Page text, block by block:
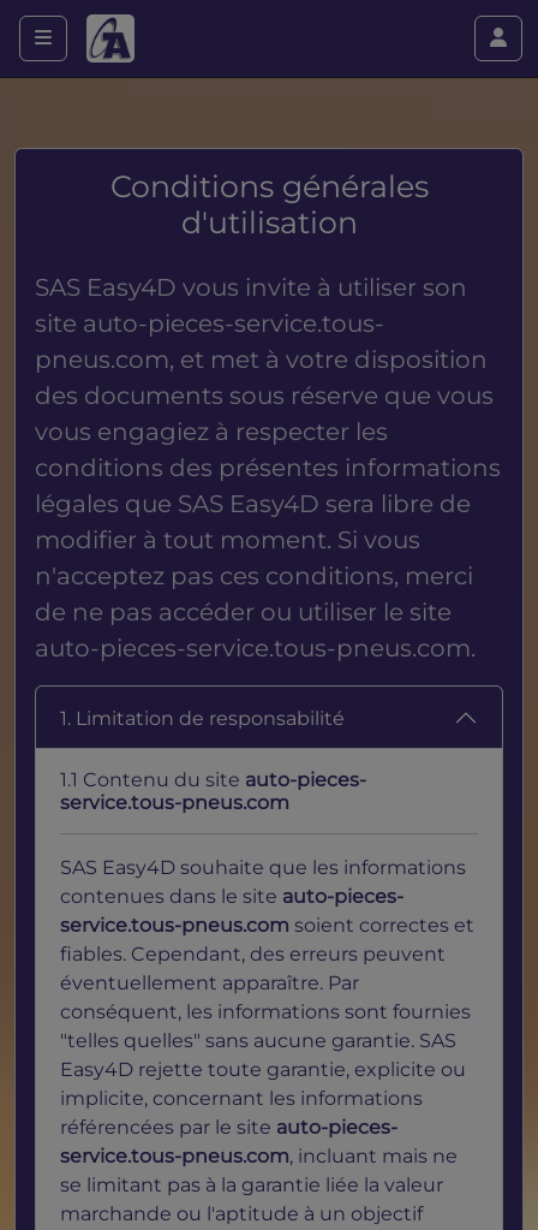
Conditions générales
d'utilisation
SAS Easy4D vous invite à utiliser son
site auto-pieces-service.tous-
pneus.com, et met à votre disposition
des documents sous réserve que vous
vous engagiez à respecter les
conditions des présentes informations
légales que SAS Easy4D sera libre de
modifier à tout moment. Si vous
n'acceptez pas ces conditions, merci
de ne pas accéder ou utiliser le site
auto-pieces-service.tous-pneus.com.
1. Limitation de responsabilité
1.1 Contenu du site auto-pieces-
service.tous-pneus.com
SAS Easy4D souhaite que les informations
contenues dans le site auto-pieces-
service.tous-pneus.com soient correctes et
fiables. Cependant, des erreurs peuvent
éventuellement apparaître. Par
conséquent, les informations sont fournies
"telles quelles" sans aucune garantie. SAS
Easy4D rejette toute garantie, explicite ou
implicite, concernant les informations
référencées par le site auto-pieces-
service.tous-pneus.com, incluant mais ne
se limitant pas à la garantie liée la valeur
marchande ou l'aptitude à un objectif